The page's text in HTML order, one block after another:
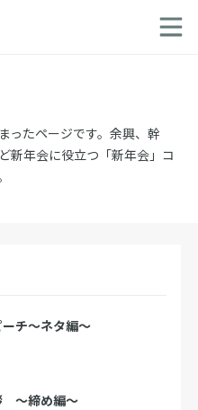
ったページです。余興、幹
新年会に役立つ「新年会」コ
チ〜ネタ編〜
〜締め編〜